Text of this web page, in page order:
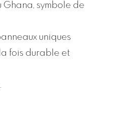
Ghana, symbole de
uniques
fois durable et